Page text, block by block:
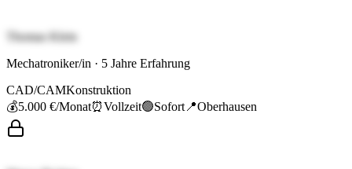
Thomas Klein
Mechatroniker/in · 5 Jahre Erfahrung
CAD/CAMKonstruktion
💰5.000 €/Monat⏰Vollzeit🟢Sofort 📍Oberhausen